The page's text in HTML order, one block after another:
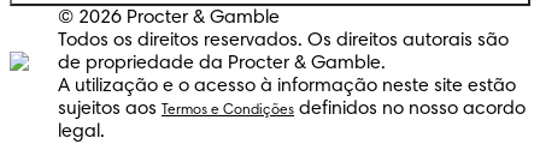
© 2026 Procter & Gamble
Todos os direitos reservados. Os direitos autorais são
de propriedade da Procter & Gamble.
A utilização e o acesso à informação neste site estão
sujeitos aos
Termos e Condições definidos no nosso acordo
legal.